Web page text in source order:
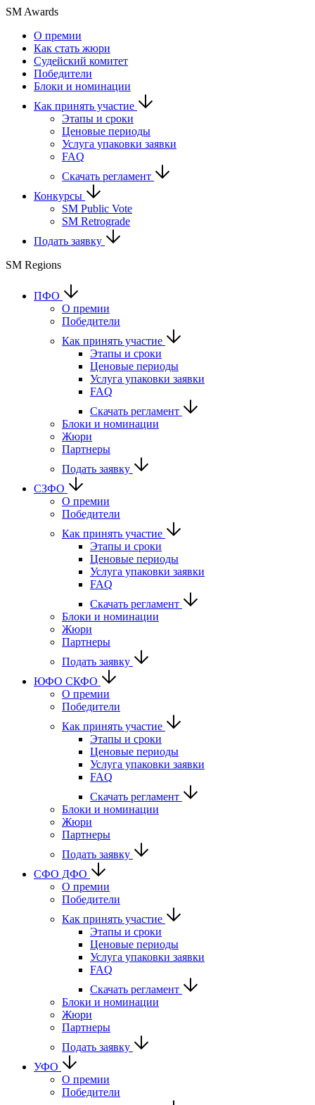
SM Awards
О премии
Как стать жюри
Судейский комитет
Победители
Блоки и номинации
Как принять участие
Этапы и сроки
Ценовые периоды
Услуга упаковки заявки
FAQ
Скачать регламент
Конкурсы
SM Public Vote
SM Retrograde
Подать заявку
SM Regions
ПФО
О премии
Победители
Как принять участие
Этапы и сроки
Ценовые периоды
Услуга упаковки заявки
FAQ
Скачать регламент
Блоки и номинации
Жюри
Партнеры
Подать заявку
СЗФО
О премии
Победители
Как принять участие
Этапы и сроки
Ценовые периоды
Услуга упаковки заявки
FAQ
Скачать регламент
Блоки и номинации
Жюри
Партнеры
Подать заявку
ЮФО СКФО
О премии
Победители
Как принять участие
Этапы и сроки
Ценовые периоды
Услуга упаковки заявки
FAQ
Скачать регламент
Блоки и номинации
Жюри
Партнеры
Подать заявку
CФО ДФО
О премии
Победители
Как принять участие
Этапы и сроки
Ценовые периоды
Услуга упаковки заявки
FAQ
Скачать регламент
Блоки и номинации
Жюри
Партнеры
Подать заявку
УФО
О премии
Победители